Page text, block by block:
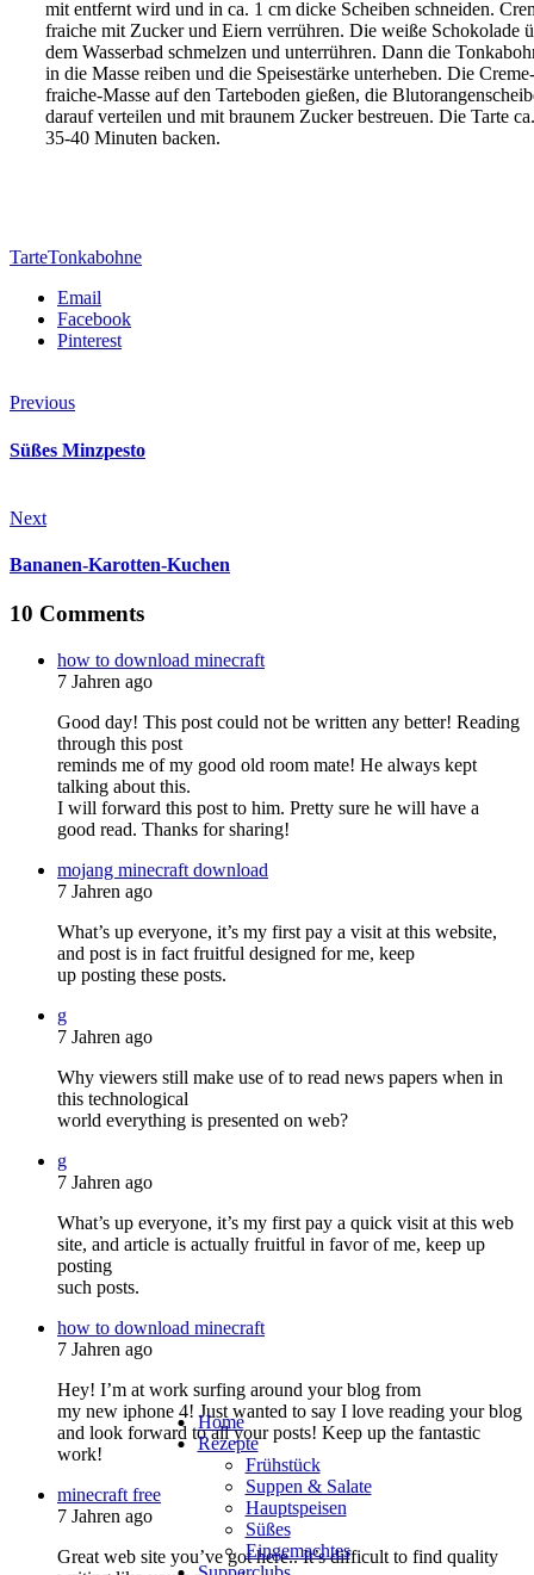
Home
Rezepte
Frühstück
Suppen & Salate
Hauptspeisen
Süßes
Eingemachtes
mit entfernt wird und in ca. 1 cm dicke Scheiben schneiden.
fraiche mit Zucker und Eiern verrühren. Die weiße Schokolade
dem Wasserbad schmelzen und unterrühren. Dann die
in die Masse reiben und die Speisestärke unterheben. Die Creme-
fraiche-Masse auf den Tarteboden gießen, die
darauf verteilen und mit braunem Zucker bestreuen. Die Tarte ca.
35-40 Minuten backen.
TarteTonkabohne
Email
Facebook
Pinterest
Previous
Süßes Minzpesto
Next
Bananen-Karotten-Kuchen
10 Comments
how to download minecraft
7 Jahren ago
Good day! This post could not be written any better! Reading
through this post
reminds me of my good old room mate! He always kept
talking about this.
I will forward this post to him. Pretty sure he will have a
good read. Thanks for sharing!
mojang minecraft download
7 Jahren ago
What’s up everyone, it’s my first pay a visit at this website,
and post is in fact fruitful designed for me, keep
up posting these posts.
g
7 Jahren ago
Why viewers still make use of to read news papers when in
this technological
world everything is presented on web?
g
7 Jahren ago
What’s up everyone, it’s my first pay a quick visit at this web
site, and article is actually fruitful in favor of me, keep up
posting
such posts.
how to download minecraft
7 Jahren ago
Hey! I’m at work surfing around your blog from
my new iphone 4! Just wanted to say I love reading your blog
and look forward to all your posts! Keep up the fantastic
work!
minecraft free
7 Jahren ago
Great web site you’ve got here.. It’s difficult to find quality